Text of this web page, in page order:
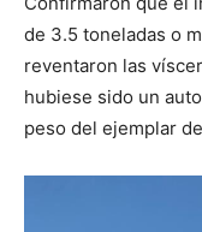
de 3.5 toneladas o
reventaron las
hubiese sido un
peso del ejemplar